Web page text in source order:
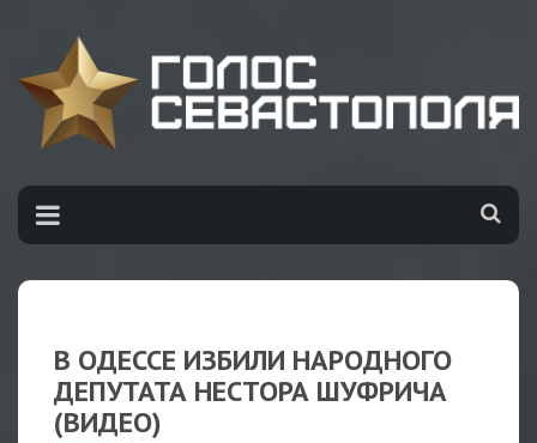
В ОДЕССЕ ИЗБИЛИ НАРОДНОГО
ДЕПУТАТА НЕСТОРА ШУФРИЧА
(ВИДЕО)